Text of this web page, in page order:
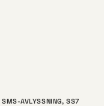
SMS-AVLYSSNING, SS7